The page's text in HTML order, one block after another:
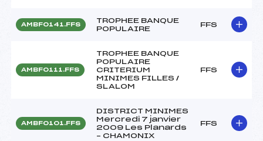
AMBF0141.FFS
TROPHEE BANQUE
POPULAIRE
FFS
AMBF0111.FFS
TROPHEE BANQUE
POPULAIRE
CRITERIUM
MINIMES FILLES /
SLALOM
FFS
AMBF0101.FFS
DISTRICT MINIMES
Mercredi 7 janvier
2009 Les Planards
– CHAMONIX
FFS